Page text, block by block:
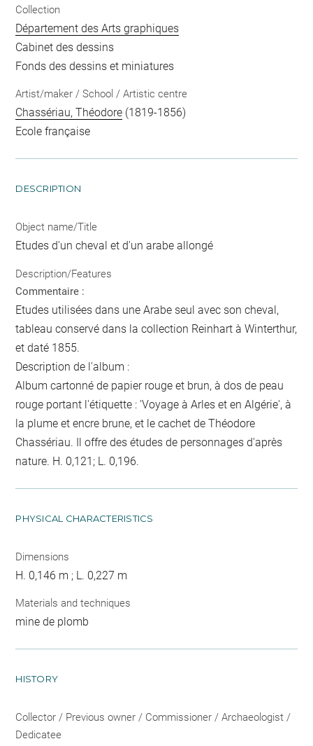
Collection
Département des Arts graphiques
Cabinet des dessins
Fonds des dessins et miniatures
Artist/maker / School / Artistic centre
Chassériau, Théodore (1819-1856)
Ecole française
DESCRIPTION
Object name/Title
Etudes d'un cheval et d'un arabe allongé
Description/Features
Commentaire :
Etudes utilisées dans une Arabe seul avec son cheval,
tableau conservé dans la collection Reinhart à Winterthur,
et daté 1855.
Description de l'album :
Album cartonné de papier rouge et brun, à dos de peau
rouge portant l'étiquette : 'Voyage à Arles et en Algérie', à
la plume et encre brune, et le cachet de Théodore
Chassériau. Il offre des études de personnages d'après
nature. H. 0,121; L. 0,196.
PHYSICAL CHARACTERISTICS
Dimensions
H. 0,146 m ; L. 0,227 m
Materials and techniques
mine de plomb
HISTORY
Collector / Previous owner / Commissioner / Archaeologist /
Dedicatee